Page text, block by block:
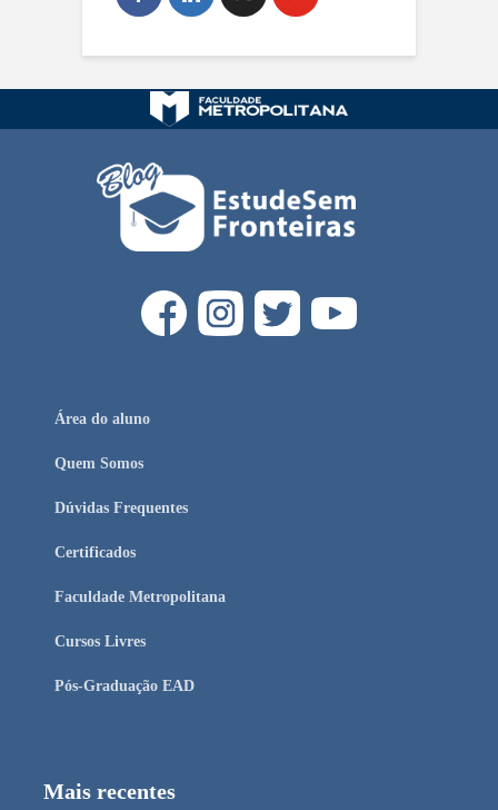
Área do aluno
Quem Somos
Dúvidas Frequentes
Certificados
Faculdade Metropolitana
Cursos Livres
Pós-Graduação EAD
Mais recentes